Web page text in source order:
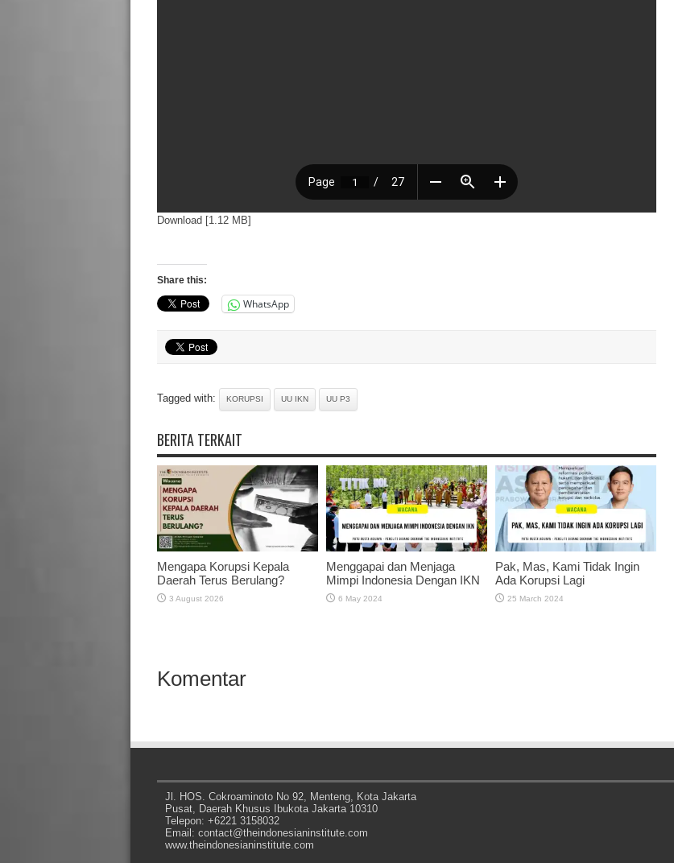
Download [1.12 MB]
Share this:
WhatsApp
Tagged with: KORUPSI UU IKN UU P3
BERITA TERKAIT
Mengapa Korupsi Kepala
Daerah Terus Berulang?
3 August 2026
Menggapai dan Menjaga
Mimpi Indonesia Dengan IKN
6 May 2024
Pak, Mas, Kami Tidak Ingin
Ada Korupsi Lagi
25 March 2024
Komentar
Jl. HOS. Cokroaminoto No 92, Menteng, Kota Jakarta
Pusat, Daerah Khusus Ibukota Jakarta 10310
Telepon: +6221 3158032
Email: contact@theindonesianinstitute.com
www.theindonesianinstitute.com